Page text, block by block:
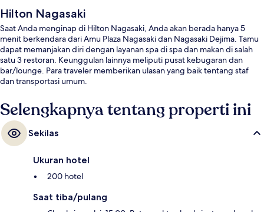
Hilton Nagasaki
Saat Anda menginap di Hilton Nagasaki, Anda akan berada hanya 5
menit berkendara dari Amu Plaza Nagasaki dan Nagasaki Dejima. Tamu
dapat memanjakan diri dengan layanan spa di spa dan makan di salah
satu 3 restoran. Keunggulan lainnya meliputi pusat kebugaran dan
bar/lounge. Para traveler memberikan ulasan yang baik tentang staf
dan transportasi umum.
Selengkapnya tentang properti ini
Sekilas
Ukuran hotel
200 hotel
Saat tiba/pulang